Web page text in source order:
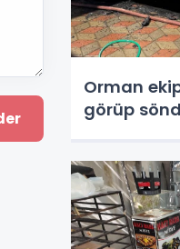
Orman
görüp